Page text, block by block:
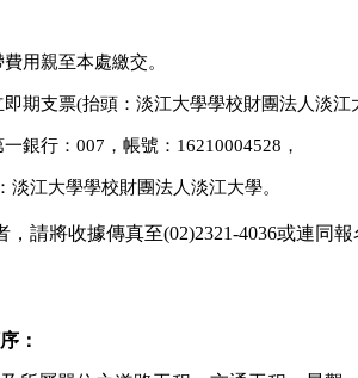
用親至本處繳交。
期支票(抬頭：淡江大學學校財團法人淡江
銀行：007，帳號：16210004528，
學學校財團法人淡江大學。
請將收據傳真至(02)2321-4036或連同報
：